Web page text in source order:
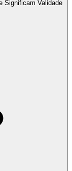
Significam Validade